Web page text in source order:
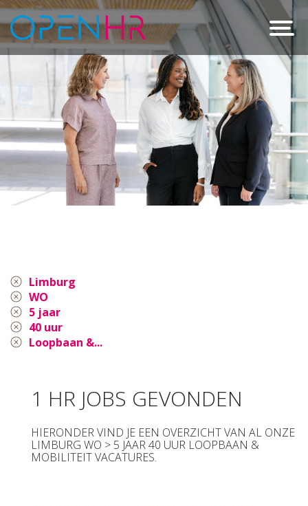
Limburg
WO
5 jaar
40 uur
Loopbaan &...
1 HR JOBS GEVONDEN
HIERONDER VIND JE EEN OVERZICHT VAN AL ONZE
LIMBURG WO > 5 JAAR 40 UUR LOOPBAAN &
MOBILITEIT VACATURES.